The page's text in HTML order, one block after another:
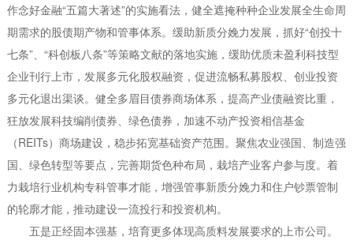
作念好金融“五篇大著述”的实施看法，健全遮掩种种企业发展全生命周
期需求的股债期产物和管事体系。缓助新质分娩力发展，抓好“创投十
七条”、“科创板八条”等策略文献的落地实施，缓助优质未盈利科技型
企业刊行上市，发展多元化股权融资，促进流畅私募股权、创业投资
多元化退出渠谈。健全多眉目债券商场体系，提高产业债融资比重，
狂放发展科技编削债券、绿色债券，加速不动产投资相信基金
（REITs）商场建设，稳步拓宽基础资产范围。聚焦农业强国、制造强
国、绿色转型等要点，完善期货色种布局，栽培产业客户参与度。着
力栽培行业机构专科管事才能，增强管事新质分娩力和住户钞票管制
的轮廓才能，推动建设一流投行和投资机构。
五是正经固本强基，培育更多体现高质料发展要求的上市公司。